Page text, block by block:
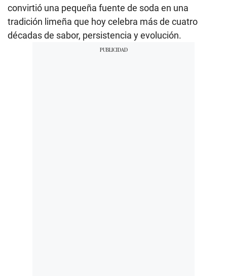
convirtió una pequeña fuente de soda en una
tradición limeña que hoy celebra más de cuatro
décadas de sabor, persistencia y evolución.